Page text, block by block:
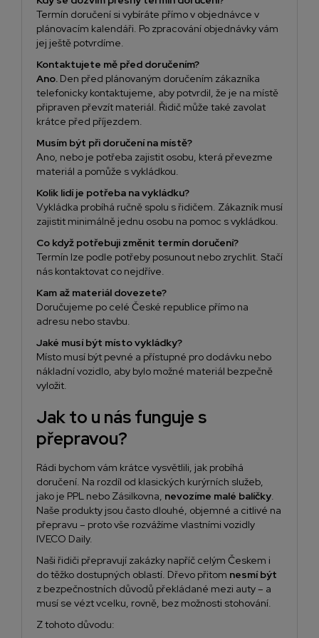
Termín doručení si vybíráte přímo v objednávce v
plánovacím kalendáři. Po zpracování objednávky vám
jej ještě potvrdíme.
Kontaktujete mě před doručením?
Ano. Den před plánovaným doručením zákazníka
telefonicky kontaktujeme, aby potvrdil, že je na místě
připraven převzít materiál. Řidič může také zavolat
krátce před příjezdem.
Musím být při doručení na místě?
Ano, nebo je potřeba zajistit osobu, která převezme
materiál a pomůže s vykládkou.
Kolik lidí je potřeba na vykládku?
Vykládka probíhá ručně spolu s řidičem. Zákazník musí
zajistit minimálně jednu osobu na pomoc s vykládkou.
Co když potřebuji změnit termín doručení?
Termín lze podle potřeby posunout nebo zrychlit. Stačí
nás kontaktovat co nejdříve.
Kam až materiál dovezete?
Doručujeme po celé České republice přímo na
adresu nebo stavbu.
Jaké musí být místo vykládky?
Místo musí být pevné a přístupné pro dodávku nebo
nákladní vozidlo, aby bylo možné materiál bezpečně
vyložit.
Jak to u nás funguje s
přepravou?
Rádi bychom vám krátce vysvětlili, jak probíhá
doručení. Na rozdíl od klasických kurýrních služeb,
jako je PPL nebo Zásilkovna, nevozíme malé balíčky.
Naše produkty jsou často dlouhé, objemné a citlivé na
přepravu – proto vše rozvážíme vlastními vozidly
IVECO Daily.
Naši řidiči přepravují zakázky napříč celým Českem i
do těžko dostupných oblastí. Dřevo přitom nesmí být
z bezpečnostních důvodů překládané mezi auty – a
musí se vézt vcelku, rovně, bez možnosti stohování.
Z tohoto důvodu: